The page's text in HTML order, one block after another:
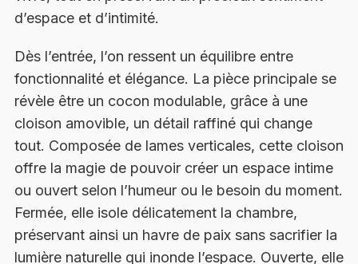
d’espace et d’intimité.
Dès l’entrée, l’on ressent un équilibre entre
fonctionnalité et élégance. La pièce principale se
révèle être un cocon modulable, grâce à une
cloison amovible, un détail raffiné qui change
tout. Composée de lames verticales, cette cloison
offre la magie de pouvoir créer un espace intime
ou ouvert selon l’humeur ou le besoin du moment.
Fermée, elle isole délicatement la chambre,
préservant ainsi un havre de paix sans sacrifier la
lumière naturelle qui inonde l’espace. Ouverte, elle